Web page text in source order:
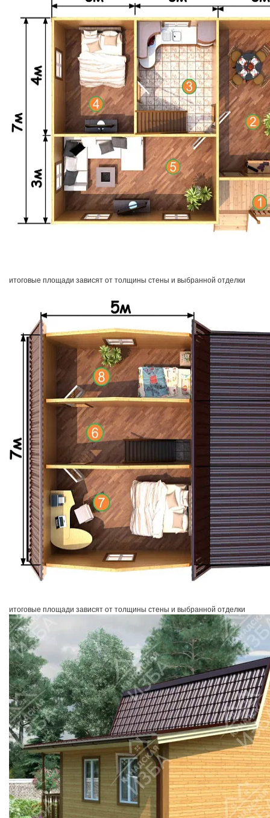
итоговые площади зависят от толщины стены и выбранной отделки
итоговые площади зависят от толщины стены и выбранной отделки